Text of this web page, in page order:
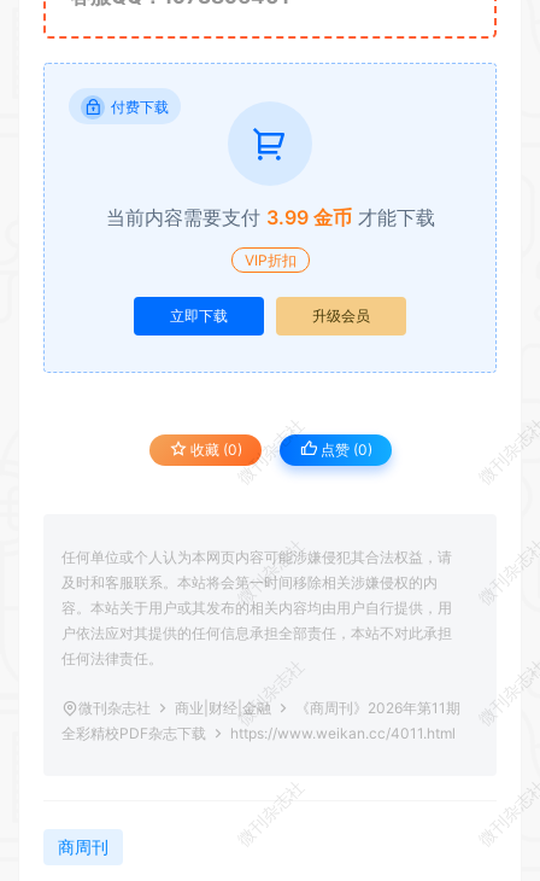
付费下载
当前内容需要支付 3.99 金币 才能下载
VIP折扣
立即下载 升级会员
收藏 (0) 点赞 (0)
任何单位或个人认为本网页内容可能涉嫌侵犯其合法权益，请
及时和客服联系。本站将会第一时间移除相关涉嫌侵权的内
容。本站关于用户或其发布的相关内容均由用户自行提供，用
户依法应对其提供的任何信息承担全部责任，本站不对此承担
任何法律责任。
微刊杂志社 商业|财经|金融
《商周刊》2026年第11期
全彩精校PDF杂志下载
https://www.weikan.cc/4011.html
商周刊
微刊杂志社
微刊杂
微刊杂志社
微刊杂
微刊杂志社
微刊杂
微刊杂志社
微刊杂